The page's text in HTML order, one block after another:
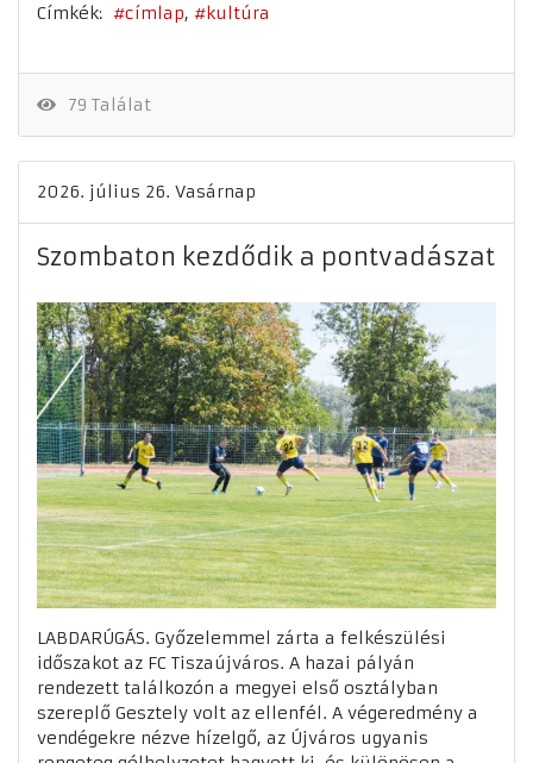
Címkék: címlap kultúra
79 Találat
2026. július 26. Vasárnap
Szombaton kezdődik a pontvadászat
LABDARÚGÁS. Győzelemmel zárta a felkészülési
időszakot az FC Tiszaújváros. A hazai pályán
rendezett találkozón a megyei első osztályban
szereplő Gesztely volt az ellenfél. A végeredmény a
vendégekre nézve hízelgő, az Újváros ugyanis